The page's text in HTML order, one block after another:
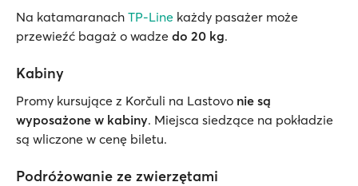
Na katamaranach TP-Line każdy pasażer może
przewieźć bagaż o wadze do 20 kg.
Kabiny
Promy kursujące z Korčuli na Lastovo nie są
wyposażone w kabiny. Miejsca siedzące na pokładzie
są wliczone w cenę biletu.
Podróżowanie ze zwierzętami